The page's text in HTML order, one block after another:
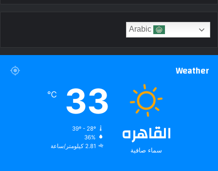
Weather
القاهره
سماء صافية
33
℃
39º - 28º
36%
2.81 كيلومتر/ساعة